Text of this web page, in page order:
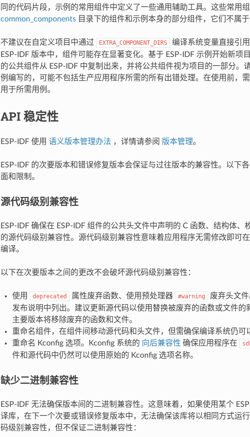
同的代码片段，示例的常用组件中定义了一些通用辅助工具。这些常用
common_components目录下的组件和示例本身的部分组件，它们不属于
不建议在自定义项目中通过 EXTRA_COMPONENT_DIRS
编译系统变量直接引
ESP-IDF 版本中，组件可能存在显著变化。基于 ESP-IDF 示例开始新项
的公共组件从 ESP-IDF 中复制出来，并将公共组件视为项目的一部分。
例编写的，可能不包括生产应用程序所需的所有出错处理。在使用前，
用于所需用例。
API 稳定性
ESP-IDF 使用 语义版本管理办法 ，详情请参阅 版本管理。
ESP-IDF 的次要版本和错误修复版本会保证与过往版本的兼容性。以下
面和限制。
源代码级别兼容性
ESP-IDF 确保在 ESP-IDF 组件的公共头文件中声明的 C 函数、结构体、
的源代码级别兼容性。源代码级别兼容性意味着应用程序无需修改即可
编译。
以下在次要版本之间的更改不会破坏源代码级别兼容性：
使用 deprecated 属性废弃函数、使用预处理器 #warning
废弃头文
发布说明中列出。建议更新源代码以使用替换被废弃的函数或文件的
主要版本将移除废弃的函数和文件。
重命名组件，在组件间移动源代码和头文件，但需确保编译系统仍可
重命名 Kconfig 选项。Kconfig 系统的 向后兼容性 确保应用程序在
件和源代码中仍然可以使用原始的 Kconfig 选项名称。
缺少二进制兼容性
ESP-IDF 无法确保版本间的二进制兼容性。这意味着，如果使用某个
译库，在下一个次要或错误修复版本中，无法确保该库将以相同方式运
码级别兼容性，但不保证二进制兼容性：